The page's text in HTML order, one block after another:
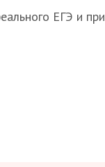
ЕГЭ и